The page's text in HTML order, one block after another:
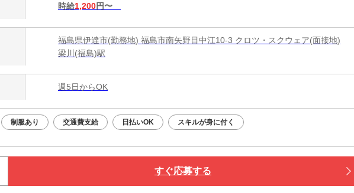
時給1,200円〜
福島県伊達市(勤務地) 福島市南矢野目中江10-3 クロツ・スクウェア(面接地)
梁川(福島)駅
週5日からOK
制服あり 交通費支給 日払いOK スキルが身に付く
すぐ応募する